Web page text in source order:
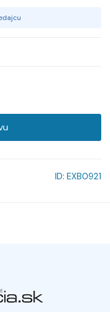
ID: EXB0921